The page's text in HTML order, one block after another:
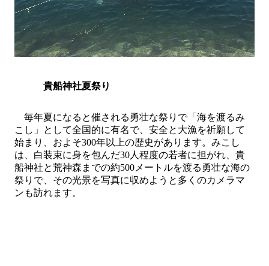
貴船神社夏祭り
毎年夏になると催される勇壮な祭りで「海を渡るみ
こし」として全国的に有名で、安全と大漁を祈願して
始まり、およそ300年以上の歴史があります。みこし
は、白装束に身を包んだ30人程度の若者に担がれ、貴
船神社と荒神森までの約500 メートルを渡る勇壮な海の
祭りで、その光景を写真に収めようと多くのカメラマ
ンも訪れます。